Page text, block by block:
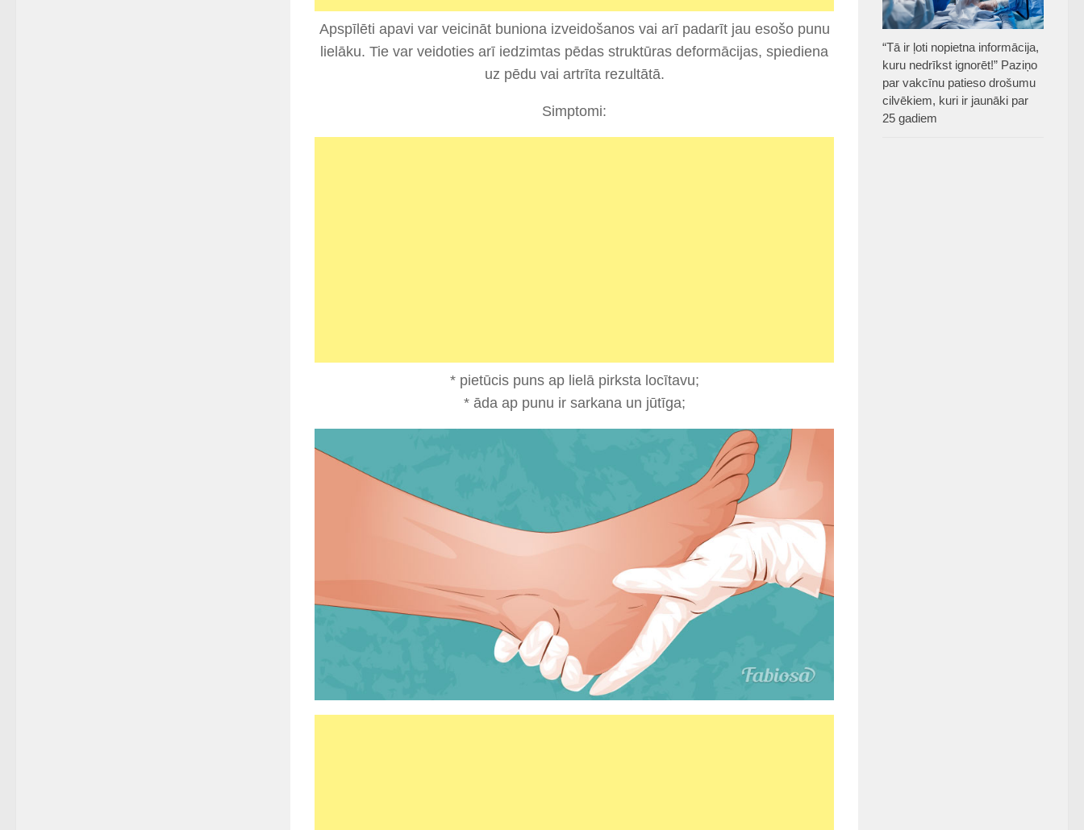
Apspīlēti apavi var veicināt buniona izveidošanos vai arī padarīt jau esošo punu
lielāku. Tie var veidoties arī iedzimtas pēdas struktūras deformācijas, spiediena
uz pēdu vai artrīta rezultātā.
Simptomi:
* pietūcis puns ap lielā pirksta locītavu;
* āda ap punu ir sarkana un jūtīga;
“Tā ir ļoti nopietna informācija,
kuru nedrīkst ignorēt!” Paziņo
par vakcīnu patieso drošumu
cilvēkiem, kuri ir jaunāki par
25 gadiem